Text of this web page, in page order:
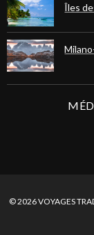
Îles
© 2026 VOYAGES